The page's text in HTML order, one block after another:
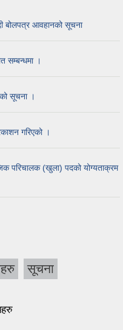
बोलपत्र आवहानको सूचना
सम्बन्धमा ।
सूचना ।
गरिएको ।
परिचालक (खुला) पदको योग्यताक्रम
सूचना